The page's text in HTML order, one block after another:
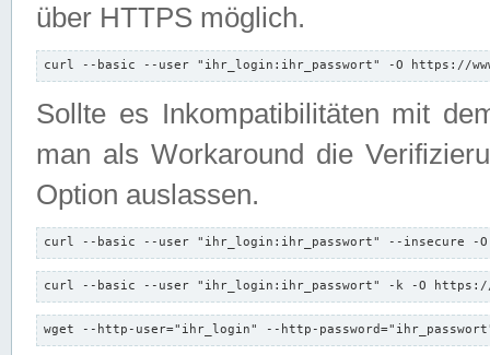
über HTTPS möglich.
curl --basic --user "ihr_login:ihr_passwort" -O https://
Sollte es Inkompatibilitäten mit
man als Workaround die
Option auslassen.
curl --basic --user "ihr_login:ihr_passwort" --insecure -
curl --basic --user "ihr_login:ihr_passwort" -k -O https://
wget --http-user="ihr_login" --http-